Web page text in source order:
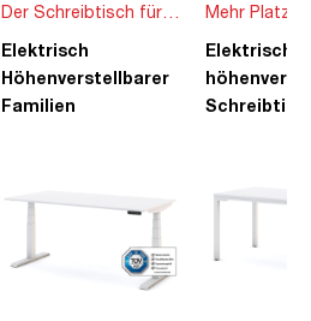
Der Schreibtisch für
die ganze Familie
Elektrisch
Höhenverstellbarer
Familien
Mehr Platz
Ideen
Elektrisch